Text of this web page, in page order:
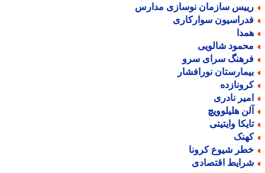
سازمان نوسازی مدارس
سوارکاری
شالویی
سرای سرو
نورافشار
نادری
هلیلوویچ
وایتیتی
شیوع کرونا
اقتصادی